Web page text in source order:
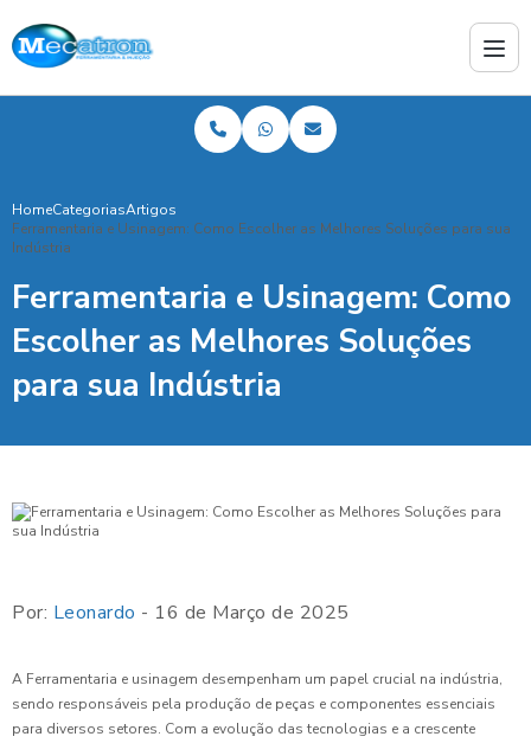
HomeCategoriasArtigos
Ferramentaria e Usinagem: Como Escolher as Melhores Soluções para sua
Indústria
Ferramentaria e Usinagem: Como
Escolher as Melhores Soluções
para sua Indústria
Por: Leonardo - 16 de Março de 2025
A Ferramentaria e usinagem desempenham um papel crucial na indústria,
sendo responsáveis pela produção de peças e componentes essenciais
para diversos setores. Com a evolução das tecnologias e a crescente